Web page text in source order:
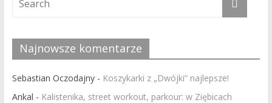
Najnowsze komentarze
Sebastian Oczodajny- Koszykarki z „Dwójki” najlepsze!
Ankal - Kalistenika, street workout, parkour: w Ziębicach